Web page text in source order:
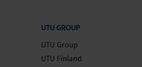
UTU GROUP
UTU Group
UTU Finland